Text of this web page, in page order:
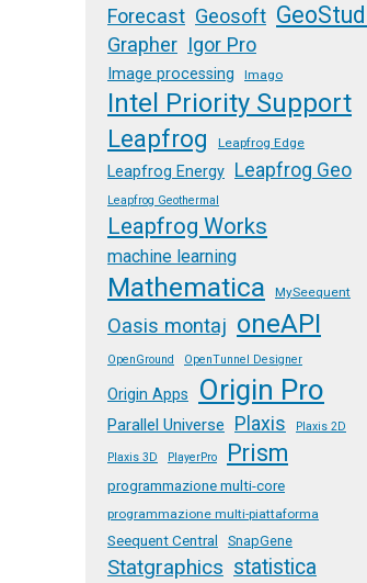
Forecast Geosoft
Grapher Igor Pro
Image processing Imago
Intel Priority Support
Leapfrog Leapfrog Edge
Leapfrog Energy Leapfrog Geo
Leapfrog Geothermal
Leapfrog Works
machine learning
Mathematica MySeequent
Oasis montaj oneAPI
OpenGround OpenTunnel Designer
Origin Apps Origin Pro
Parallel Universe Plaxis Plaxis 2D
Plaxis 3D PlayerPro Prism
programmazione multi-core
programmazione multi-piattaforma
Seequent Central SnapGene
Statgraphics statistica